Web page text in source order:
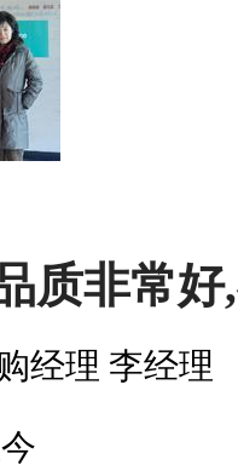
质非常
经理 李经理